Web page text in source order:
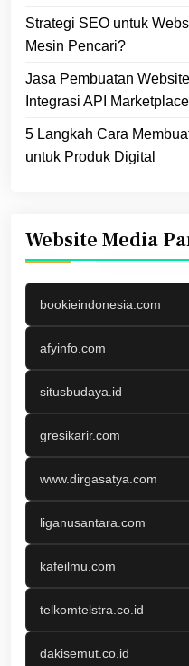
Strategi SEO untuk
Mesin Pencari?
Jasa Pembuatan
Integrasi API
5 Langkah Cara
untuk Produk Digital
Website Media
bookieindonesia.com
afyinfo.com
situsbudaya.id
gresikarir.com
www.dirgasatya.com
liganusantara.com
kafeilmu.com
telkomtelstra.co.id
dakisemut.co.id